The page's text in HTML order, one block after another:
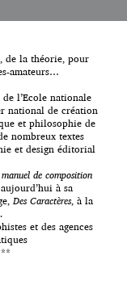
qui conserve ses
de la théorie, pour
amateurs…
l’Ecole nationale
national de création
et philosophie de
nombreux textes
et design éditorial
de composition
à sa
Des Caractères, à la
et des agences